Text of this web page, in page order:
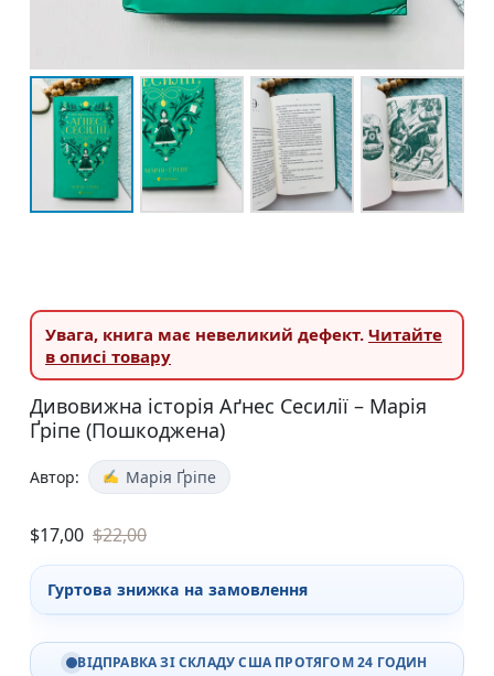
Увага, книга має невеликий дефект. Читайте
в описі товару
Дивовижна історія Аґнес Сесилії – Марія
Ґріпе (Пошкоджена)
Автор: Марія Ґріпе
$17,00 $22,00
Гуртова знижка на замовлення
ВІДПРАВКА ЗІ СКЛАДУ США ПРОТЯГОМ 24 ГОДИН